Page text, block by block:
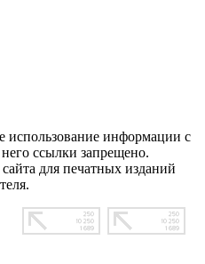
информации с
него ссылки запрещено.
для печатных изданий